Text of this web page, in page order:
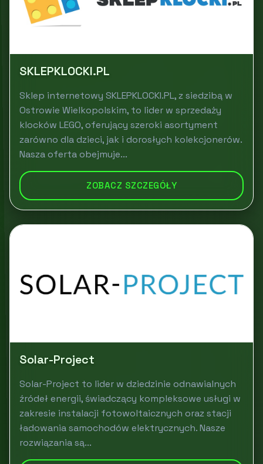
SKLEPKLOCKI.PL
Sklep internetowy SKLEPKLOCKI.PL, z siedzibą w
Ostrowie Wielkopolskim, to lider w sprzedaży
klocków LEGO, oferujący szeroki asortyment
zarówno dla dzieci, jak i dorosłych kolekcjonerów.
Nasza oferta obejmuje...
ZOBACZ SZCZEGÓŁY
Solar-Project
Solar-Project to lider w dziedzinie odnawialnych
źródeł energii, świadczący kompleksowe usługi w
zakresie instalacji fotowoltaicznych oraz stacji
ładowania samochodów elektrycznych. Nasze
rozwiązania są...